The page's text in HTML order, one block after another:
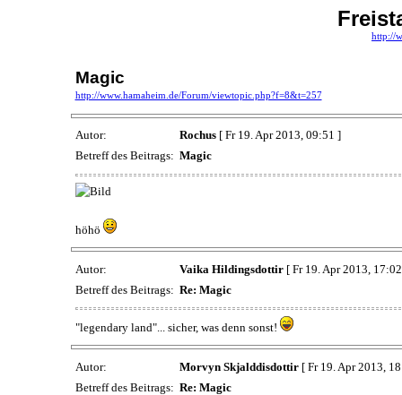
http://
Magic
http://www.hamaheim.de/Forum/viewtopic.php?f=8&t=257
Autor: Rochus[ Fr 19. Apr 2013, 09:51 ]
Betreff des Beitrags: Magic
höhö
Autor: Vaika Hildingsdottir[ Fr 19. Apr 2013,
Betreff des Beitrags: Re: Magic
"legendary land"... sicher, was denn sonst!
Autor: Morvyn Skjalddisdottir[ Fr 19. Apr 2013,
Betreff des Beitrags: Re: Magic